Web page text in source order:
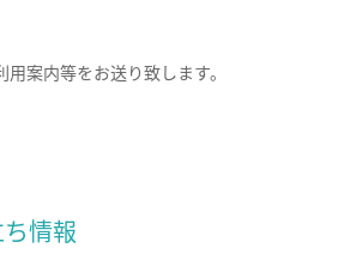
案内等をお送り致します。
情報